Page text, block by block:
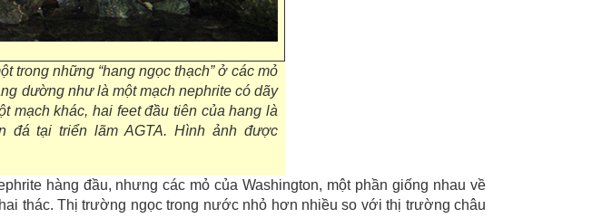
trong những “hang ngọc thạch” ở các mỏ
dường như là một mạch nephrite có dãy
mạch khác, hai feet đầu tiên của hang là
đá tại triển lãm AGTA. Hình ảnh được
hàng đầu, nhưng các mỏ của Washington, một phần giống nhau về
thác. Thị trường ngọc trong nước nhỏ hơn nhiều so với thị trường châu